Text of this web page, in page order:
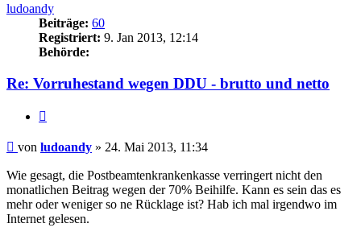
ludoandy
Beiträge: 60
Registriert: 9. Jan 2013, 12:14
Behörde:
Re: Vorruhestand wegen DDU - brutto und netto
Beitrag
von ludoandy » 24. Mai 2013, 11:34
Wie gesagt, die Postbeamtenkrankenkasse verringert nicht den
monatlichen Beitrag wegen der 70% Beihilfe. Kann es sein das es
mehr oder weniger so ne Rücklage ist? Hab ich mal irgendwo im
Internet gelesen.